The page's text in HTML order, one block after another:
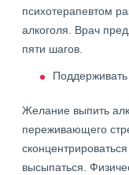
психотерапевтом
алкоголя. Врач
пяти шагов.
Желание выпить
переживающего
высыпаться.